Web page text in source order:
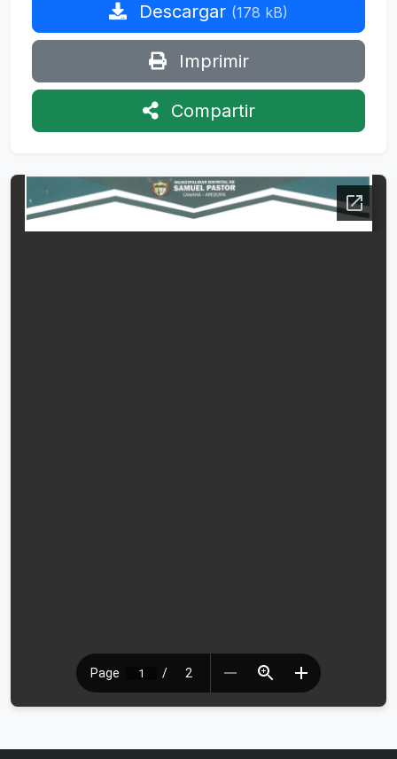
Descargar (178 kB)
Imprimir
Compartir